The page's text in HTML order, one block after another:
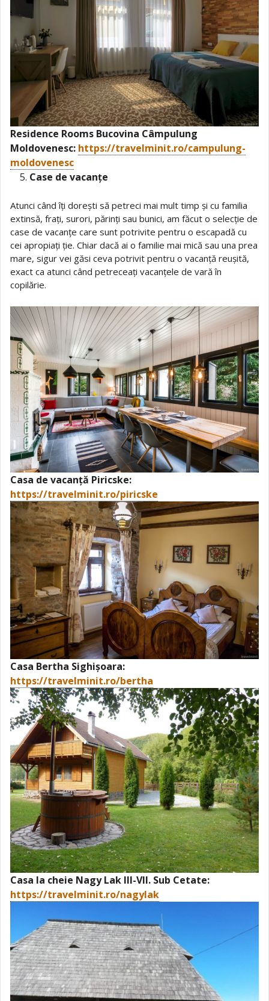
Residence Rooms Bucovina Câmpulung
Moldovenesc: https://travelminit.ro/campulung-
moldovenesc
Case de vacanțe
Atunci când îți dorești să petreci mai mult timp și cu familia
extinsă, frați, surori, părinți sau bunici, am făcut o selecție de
case de vacanțe care sunt potrivite pentru o escapadă cu
cei apropiați ție. Chiar dacă ai o familie mai mică sau una prea
mare, sigur vei găsi ceva potrivit pentru o vacanță reușită,
exact ca atunci când petreceați vacanțele de vară în
copilărie.
Casa de vacanță Piricske:
https://travelminit.ro/piricske
Casa Bertha Sighișoara:
https://travelminit.ro/bertha
Casa la cheie Nagy Lak III-VII. Sub Cetate:
https://travelminit.ro/nagylak